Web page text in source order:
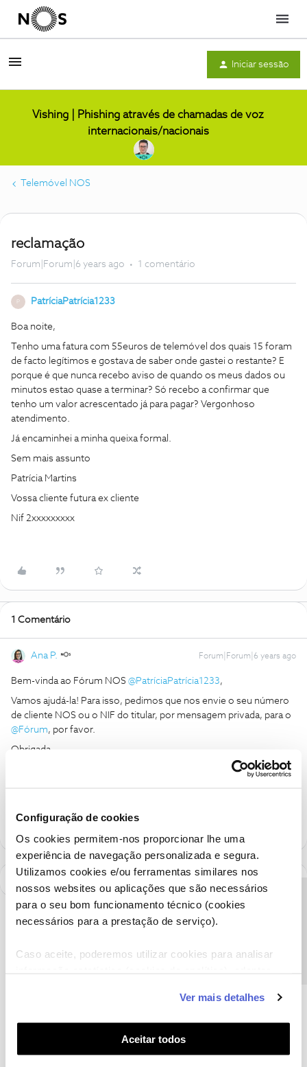
Configuração de cookies
Os cookies permitem-nos proporcionar lhe uma
experiência de navegação personalizada e segura.
Utilizamos cookies e/ou ferramentas similares nos
nossos websites ou aplicações que são necessários
para o seu bom funcionamento técnico (cookies
necessários para a prestação de serviço).
Caso aceite, poderemos utilizar cookies para analisar
funcionalidades (cookies de personalização e
funcionalidade) e adaptar anúncios aos seus interesses
(cookies de publicidade personalizada). Pode gerir a
utilização dos cookies clicando em "Configurar
Ver mais detalhes
Aceitar todos
Menu
Iniciar sessão
Vishing | Phishing através de chamadas de voz
internacionais/nacionais
Telemóvel NOS
reclamação
Forum|Forum|6 years ago 1 comentário
PatríciaPatrícia1233
Boa noite,
Tenho uma fatura com 55euros de telemóvel dos quais 15 foram
de facto legítimos e gostava de saber onde gastei o restante? E
porque é que nunca recebo aviso de quando os meus dados ou
minutos estao quase a terminar? Só recebo a confirmar que
tenho um valor acrescentado já para pagar? Vergonhoso
atendimento.
Já encaminhei a minha queixa formal.
Sem mais assunto
Patrícia Martins
Vossa cliente futura ex cliente
Nif 2xxxxxxxxx
1 Comentário
Ana P. Forum|Forum|6 years ago
Bem-vinda ao Fórum NOS @PatríciaPatrícia1233,
Vamos ajudá-la! Para isso, pedimos que nos envie o seu número
de cliente NOS ou o NIF do titular, por mensagem privada, para o
@Fórum, por favor.
Obrigada